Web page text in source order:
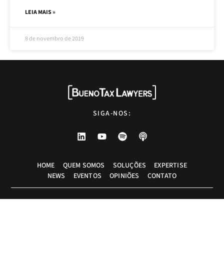
LEIA MAIS »
8 de novembro de 2019
SIGA-NOS:
HOME QUEM SOMOS SOLUÇÕES
EXPERTISE
NEWS
EVENTOS OPINIÕES CONTATO